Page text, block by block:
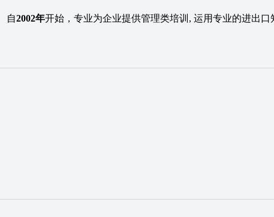
自2002年开始，专业为企业提供管理类培训, 运用专业的进出